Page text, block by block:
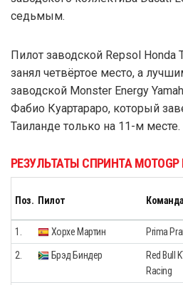
седьмым.
Пилот заводской Repsol
занял четвёртое место, а
заводской Monster Energy
Фабио Куартараро, который
Таиланде только на 11-м месте.
РЕЗУЛЬТАТЫ СПРИНТА
Поз. Пилот Команда
1. Хорхе Мартин Prima
2. Брэд Биндер
Red Bull
Racing